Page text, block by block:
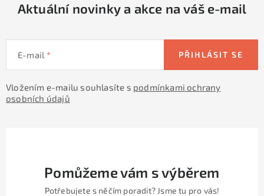
Aktuální novinky a akce na váš e-mail
E-mail
Vložením e-mailu souhlasíte s podmínkami ochrany
osobních údajů
PŘIHLÁSIT SE
Pomůžeme vám s výběrem
Potřebujete s něčím poradit? Jsme tu pro vás!